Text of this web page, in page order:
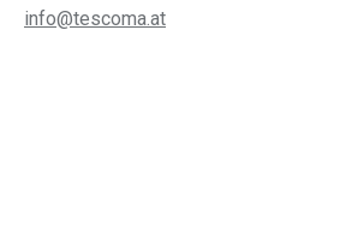
info@tescoma.at